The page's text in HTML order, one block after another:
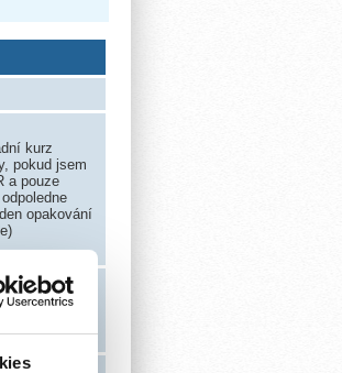
kurz
pokud jsem
a pouze
opakování